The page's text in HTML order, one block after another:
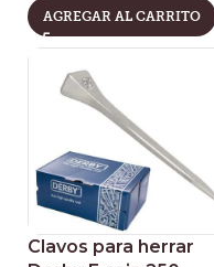
AGREGAR AL CARRITO
Clavos para herrar